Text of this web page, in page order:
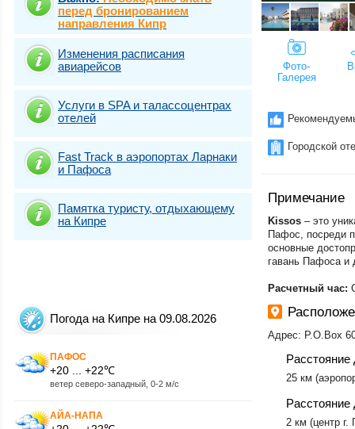
перед бронированием
направления Кипр
Изменения расписания
авиарейсов
Услуги в SPA и талассоцентрах
отелей
Fast Traсk в аэропортах Ларнаки
и Пафоса
Памятка туристу, отдыхающему
на Кипре
Погода на Кипре на 09.08.2026
ПАФОС
+20 ... +22℃
ветер северо-западный, 0-2 м/с
АЙА-НАПА
Фото-
Галерея
Городской
Примечание
​Kissos – это
Пафос, посреди
основные
гавань Пафоса и
Расчетный час:
Адрес: P.O.Bох
Расстояние
25 км
Расстояние
2 км (центр